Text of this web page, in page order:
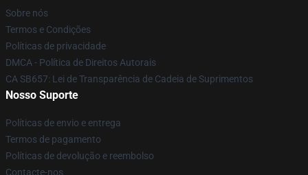
Sobre nós
Termos e Condições
Políticas de privacidade
DMCA - Política de Direitos Autorais
CA SB657: Lei de Transparência de Cadeia de Suprimentos
Nosso Suporte
Políticas de envio e entrega
Termos de pagamento
Políticas de devolução e reembolso
Contacte-nos